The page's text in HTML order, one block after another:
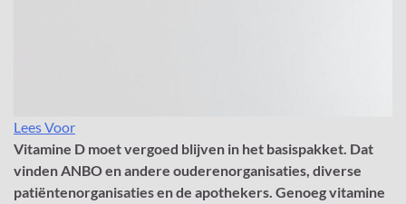
Lees Voor
Vitamine D moet vergoed blijven in het basispakket. Dat
vinden ANBO en andere ouderenorganisaties, diverse
patiëntenorganisaties en de apothekers. Genoeg vitamine